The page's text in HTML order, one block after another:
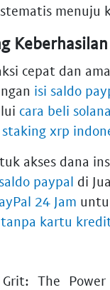
menuju
Keberhasilan
cepat dan
isi saldo
cara beli solana
staking xrp
akses dana
paypal di
24 Jam
kartu
The Power